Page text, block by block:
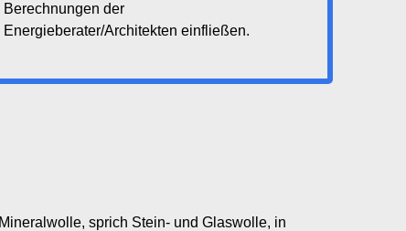
Berechnungen der
Energieberater/Architekten einfließen.
sprich Stein- und Glaswolle, in